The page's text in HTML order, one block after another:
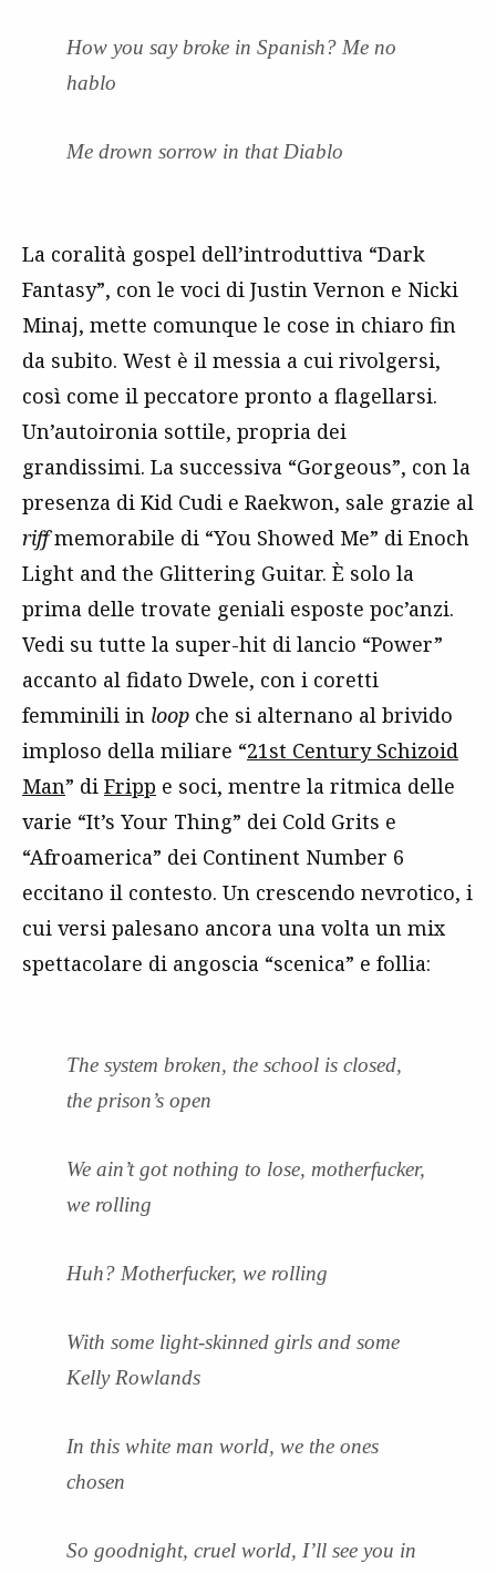
How you say broke in Spanish? Me no
hablo
Me drown sorrow in that Diablo
La coralità gospel dell’introduttiva “Dark
Fantasy”, con le voci di Justin Vernon e Nicki
Minaj, mette comunque le cose in chiaro fin
da subito. West è il messia a cui rivolgersi,
così come il peccatore pronto a flagellarsi.
Un’autoironia sottile, propria dei
grandissimi. La successiva “Gorgeous”, con la
presenza di Kid Cudi e Raekwon, sale grazie al
riffmemorabile di “You Showed Me” di Enoch
Light and the Glittering Guitar. È solo la
prima delle trovate geniali esposte poc’anzi.
Vedi su tutte la super-hit di lancio “Power”
accanto al fidato Dwele, con i coretti
femminili in loop che si alternano al brivido
imploso della miliare “21st Century Schizoid
Man” di Fripp e soci, mentre la ritmica delle
varie “It’s Your Thing” dei Cold Grits e
“Afroamerica” dei Continent Number 6
eccitano il contesto. Un crescendo nevrotico, i
cui versi palesano ancora una volta un mix
spettacolare di angoscia “scenica” e follia:
The system broken, the school is closed,
the prison’s open
We ain’t got nothing to lose, motherfucker,
we rolling
Huh? Motherfucker, we rolling
With some light-skinned girls and some
Kelly Rowlands
In this white man world, we the ones
chosen
So goodnight, cruel world, I’ll see you in